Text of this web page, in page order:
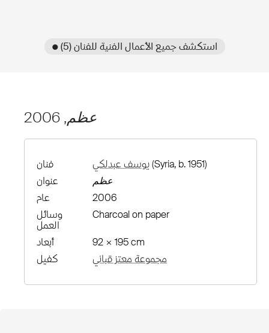
● استكشف جميع الأعمال الفنية للفنان (5)
عظم, 2006
فنان يوسف عبدلكي(Syria, b. 1951)
عنوان
عظم
عام
2006
وسائل
العمل
Charcoal on paper
أبعاد
92 × 195 cm
كفيل
مجموعة معتز قباني